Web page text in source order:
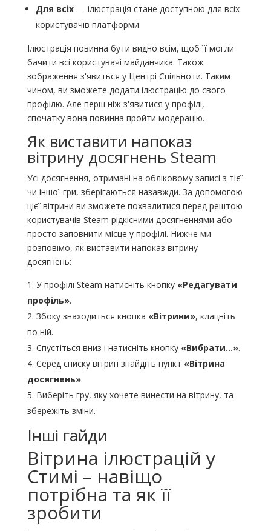
Для всіх— ілюстрація стане доступною для всіх
користувачів платформи.
Ілюстрація повинна бути видно всім, щоб її могли
бачити всі користувачі майданчика. Також
зображення з'явиться у Центрі Спільноти. Таким
чином, ви зможете додати ілюстрацію до свого
профілю. Але перш ніж з'явитися у профілі,
спочатку вона повинна пройти модерацію.
Як виставити напоказ
вітрину досягнень Steam
Усі досягнення, отримані на обліковому записі з тієї
чи іншої гри, зберігаються назавжди. За допомогою
цієї вітрини ви зможете похвалитися перед рештою
користувачів Steam рідкісними досягненнями або
просто заповнити місце у профілі. Нижче ми
розповімо, як виставити напоказ вітрину
досягнень:
У профілі Steam натисніть кнопку «Редагувати
профіль».
Збоку знаходиться кнопка «Вітрини», клацніть
по ній.
Спустіться вниз і натисніть кнопку «Вибрати…».
Серед списку вітрин знайдіть пункт «Вітрина
досягнень».
Виберіть гру, яку хочете винести на вітрину, та
збережіть зміни.
Інші гайди
Вітрина ілюстрацій у
Стимі – навіщо
потрібна та як її
зробити